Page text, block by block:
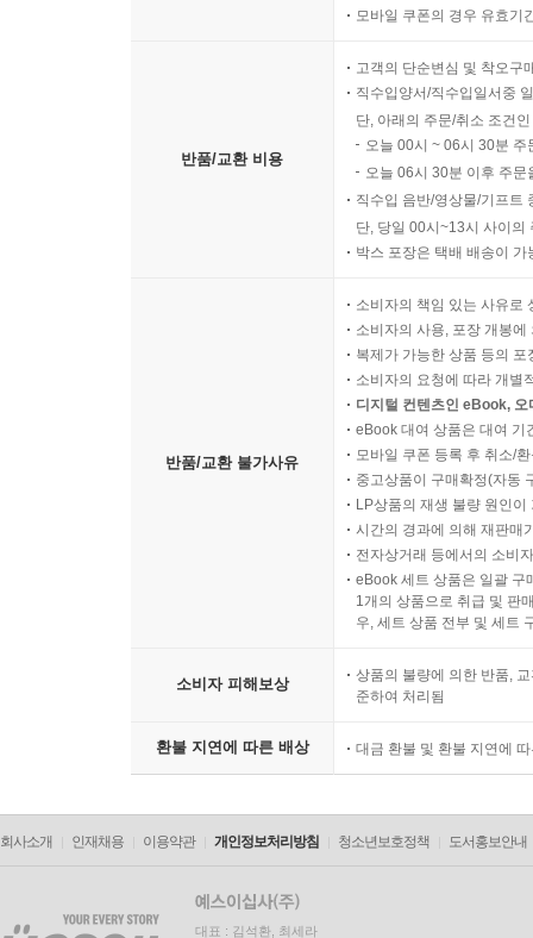
모바일 쿠폰의 경우 유효기
반품/교환 비용
고객의 단순변심 및 착오구
직수입양서/직수입일서중
단, 아래의 주문/취소 조건
오늘 00시 ~ 06시 30분
오늘 06시 30분 이후 주
직수입 음반/영상물/기프트
단, 당일 00시~13시 사이의
박스 포장은 택배 배송이
반품/교환 불가사유
소비자의 책임 있는 사유로
소비자의 사용, 포장 개봉
복제가 가능한 상품 등의
소비자의 요청에 따라 개별
디지털 컨텐츠인 eBook,
eBook 대여 상품은 대여 기
모바일 쿠폰 등록 후 취소/
중고상품이 구매확정(자동
LP상품의 재생 불량 원인
시간의 경과에 의해 재판매
전자상거래 등에서의 소비
eBook 세트 상품은 일괄 구
1개의 상품으로 취급 및 판
우, 세트 상품 전부 및 세트
소비자 피해보상
상품의 불량에 의한 반품,
준하여 처리됨
환불 지연에 따른 배상 대금 환불 및 환불 지연에
회사소개 인재채용 이용약관 개인정보처리방침 청소년보호정책 도서홍보안내
대표 : 김석환, 최세라